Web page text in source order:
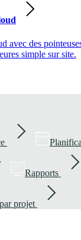
avec des
simple sur site.
Rapports
projet